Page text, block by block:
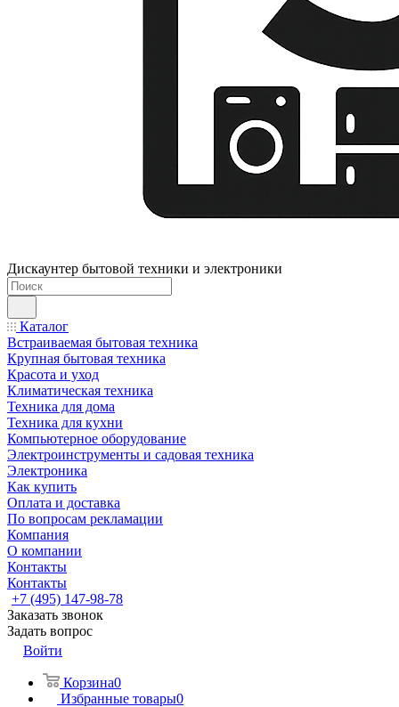
Дискаунтер бытовой техники и электроники
Каталог
Встраиваемая бытовая техника
Крупная бытовая техника
Красота и уход
Климатическая техника
Техника для дома
Техника для кухни
Компьютерное оборудование
Электроинструменты и садовая техника
Электроника
Как купить
Оплата и доставка
По вопросам рекламации
Компания
О компании
Контакты
Контакты
+7 (495) 147-98-78
Заказать звонок
Задать вопрос
Войти
Корзина0
Избранные товары0